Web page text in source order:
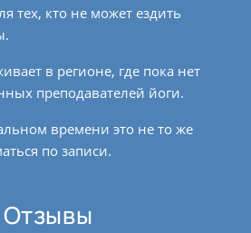
тех, кто не может ездить
в регионе, где пока нет
преподавателей йоги.
времени это не то же
по записи.
Отзывы